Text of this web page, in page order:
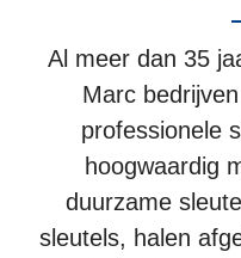
Al meer dan 35
Marc
professionele
hoogwaardig
duurzame
sleutels, halen